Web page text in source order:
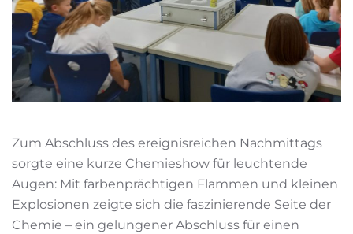
Zum Abschluss des ereignisreichen Nachmittags
sorgte eine kurze Chemieshow für leuchtende
Augen: Mit farbenprächtigen Flammen und kleinen
Explosionen zeigte sich die faszinierende Seite der
Chemie – ein gelungener Abschluss für einen